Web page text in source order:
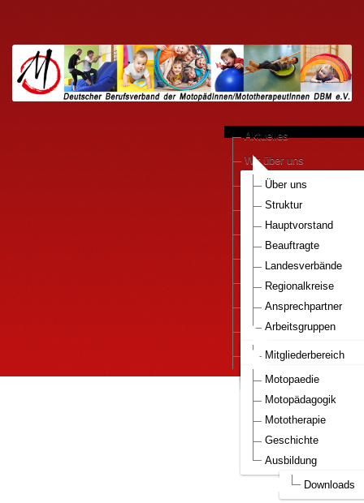
Aktuelles
Wir über uns
Über uns
Struktur
Hauptvorstand
Beauftragte
Landesverbände
Regionalkreise
Ansprechpartner
Arbeitsgruppen
anerkannte Praxen
Kooperationen
Motopädie konkret
Pressestimmen
DBM e.V.-Bestellservice
Mitglied werden..
Mitgliederbereich
Aufnahmeantrag
Infos Motopaedie
Motopaedie
Motopädagogik
Mototherapie
Geschichte
Ausbildung
Downloads
Um die Webseite optimal gestalten und
fortlaufend verbessern zu können, verwendet
Durch die weitere Nutzung der Webseite stimmen Sie der Verwendung von